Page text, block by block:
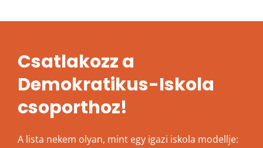
Csatlakozz a
Demokratikus-Iskola
csoporthoz!
A lista nekem olyan, mint egy igazi iskola modellje: